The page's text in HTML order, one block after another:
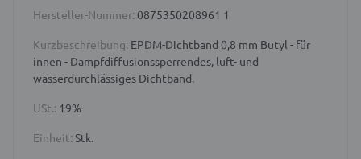
Hersteller-Nummer: 0875350208961 1
Kurzbeschreibung: EPDM-Dichtband 0,8 mm Butyl - für
innen - Dampfdiffusionssperrendes, luft- und
wasserdurchlässiges Dichtband.
USt.: 19%
Einheit: Stk.